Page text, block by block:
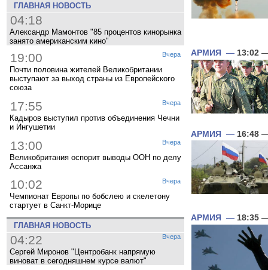
ГЛАВНАЯ НОВОСТЬ
04:18
Александр Мамонтов "85 процентов кинорынка
занято американским кино"
Вчера
19:00
Почти половина жителей Великобритании
выступают за выход страны из Европейского
союза
Вчера
17:55
Кадыров выступил против объединения Чечни
и Ингушетии
Вчера
13:00
Великобритания оспорит выводы ООН по делу
Ассанжа
Вчера
10:02
Чемпионат Европы по бобслею и скелетону
стартует в Санкт-Морице
ГЛАВНАЯ НОВОСТЬ
Вчера
04:22
Сергей Миронов "Центробанк напрямую
виноват в сегодняшнем курсе валют"
АРМИЯ — 13:02 —
АРМИЯ — 16:48
АРМИЯ — 18:35